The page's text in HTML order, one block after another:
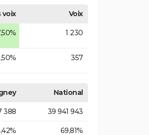
voix
Voix
1 230
357
National
388 39 941 943
69,81%